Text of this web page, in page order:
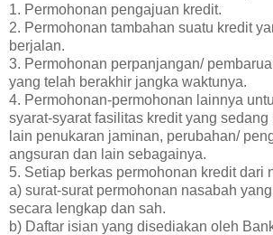
1. Permohonan pengajuan kredit.
2. Permohonan tambahan suatu kredit
berjalan.
3. Permohonan perpanjangan/
yang telah berakhir jangka waktunya.
4. Permohonan-permohonan lainnya
syarat-syarat fasilitas kredit yang sedang
lain penukaran jaminan, perubahan/
angsuran dan lain sebagainya.
5. Setiap berkas permohonan kredit dari
a) surat-surat permohonan nasabah
secara lengkap dan sah.
b) Daftar isian yang disediakan oleh